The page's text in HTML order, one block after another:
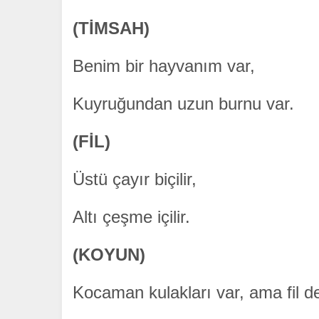
(TİMSAH)
Benim bir hayvanım var,
Kuyruğundan uzun burnu var.
(FİL)
Üstü çayır biçilir,
Altı çeşme içilir.
(KOYUN)
Kocaman kulakları var, ama fil